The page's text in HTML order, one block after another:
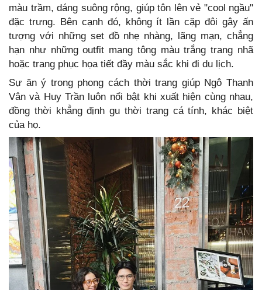
màu trầm, dáng suông rộng, giúp tôn lên vẻ "cool ngầu"
đặc trưng. Bên cạnh đó, không ít lần cặp đôi gây ấn
tượng với những set đồ nhẹ nhàng, lãng mạn, chẳng
hạn như những outfit mang tông màu trắng trang nhã
hoặc trang phục họa tiết đầy màu sắc khi đi du lịch.
Sự ăn ý trong phong cách thời trang giúp Ngô Thanh
Vân và Huy Trần luôn nổi bật khi xuất hiện cùng nhau,
đồng thời khẳng định gu thời trang cá tính, khác biệt
của họ.